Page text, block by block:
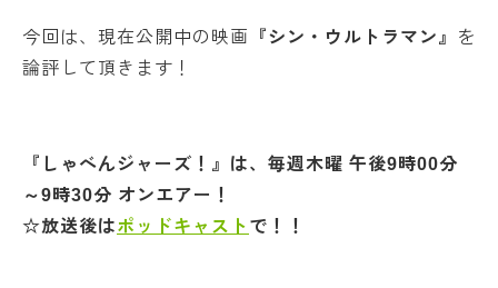
今回は、現在公開中の映画 『シン・ウルトラマン』
を
論評して頂きます！
『しゃべんジャーズ！』は、毎週木曜 午後9時00分
～9時30分 オンエアー！
☆放送後はポッドキャスト で！！